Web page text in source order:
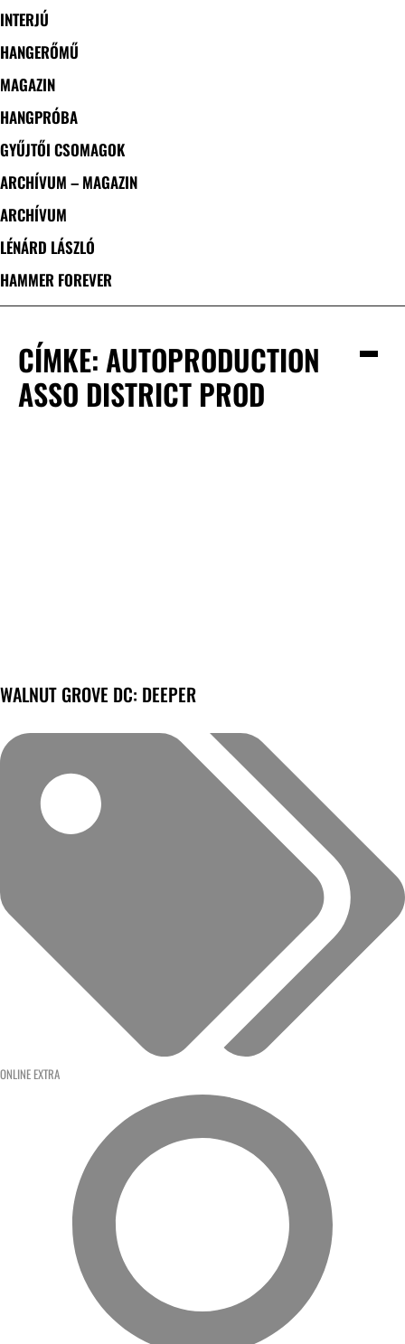
INTERJÚ
HANGERŐMŰ
MAGAZIN
HANGPRÓBA
GYŰJTŐI CSOMAGOK
ARCHÍVUM – MAGAZIN
ARCHÍVUM
LÉNÁRD LÁSZLÓ
HAMMER FOREVER
CÍMKE: AUTOPRODUCTION
ASSO DISTRICT PROD
WALNUT GROVE DC: DEEPER
ONLINE EXTRA